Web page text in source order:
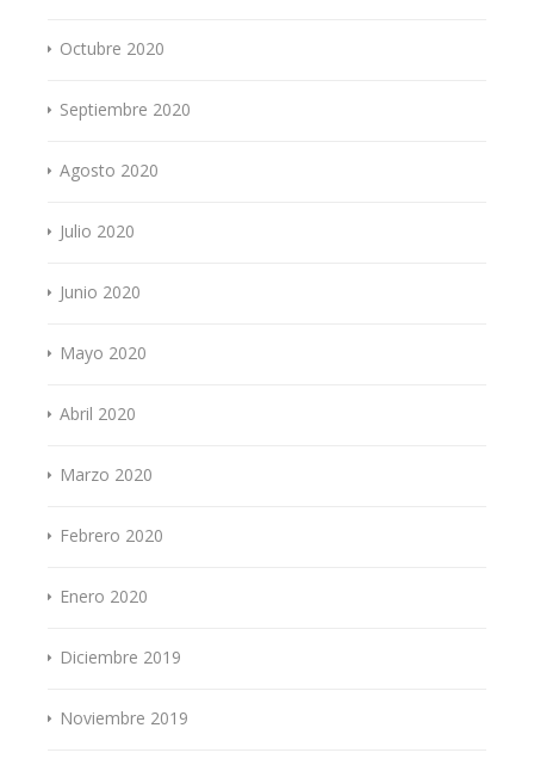
Octubre 2020
Septiembre 2020
Agosto 2020
Julio 2020
Junio 2020
Mayo 2020
Abril 2020
Marzo 2020
Febrero 2020
Enero 2020
Diciembre 2019
Noviembre 2019